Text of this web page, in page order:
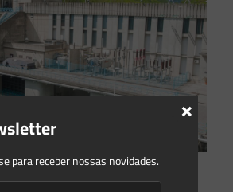
para receber nossas novidades.
×